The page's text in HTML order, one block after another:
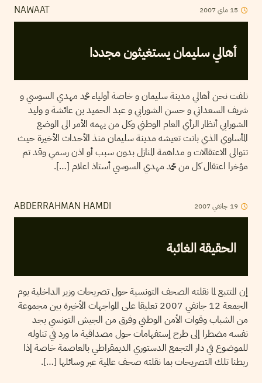
NAWAAT 15 ماي2007
أهالي سليمان يستغيثون مجددا
نلفت نحن أهالي مدينة سليمان و خاصة أولياء محمد مهدي السوسي و
شريف السعداني و حسن الشورابي و عبد الحميد بن عائشة و وليد
الشورابي أنظار الرأي العام الوطني وكل من يهمه الأمر الى الوضع
المأساوي الذي باتت تعيشه مدينة سليمان منذ الأحداث الأخيرة حيث
تتوالى الاعتقالات و مداهمة المنازل بدون سبب أو اذن رسمي وقد تم
مؤخرا اعتقال كل من محمد مهدي السوسي أستاذ اعلام […].
ABDERRAHMAN HAMDI 19 جانفي2007
الحقيقة الغائبة
إن المتتبع لما نقلته الصحف التونسية حول تصريحات وزير الداخلية يوم
الجمعة 12 جانفي 2007 تعليقا على المواجهات الأخيرة بين مجموعة
من الشباب وقوات الأمن الوطني وفرق من الجيش التونسي يجد
نفسه مضطرا إلى طرح إستفهامات حول مصداقية ما ورد في تناوله
للموضوع في دار التجمع الدستوري الديمقراطي بالعاصمة خاصة إذا
ربطنا تلك التصريحات بما نقلته صحف عالمية عبر وسائلها […].